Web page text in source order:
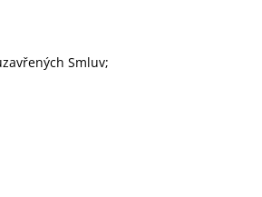
Smluv;